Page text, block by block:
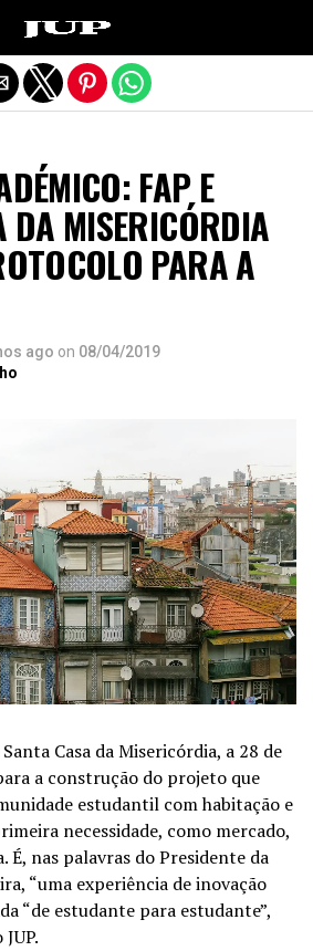
FAP E
DA MISERICÓRDIA
PARA A
ago on 08/04/2019
Casa da Misericórdia, a 28 de
a construção do projeto que
estudantil com habitação e
necessidade, como mercado,
É, nas palavras do Presidente da
“uma experiência de inovação
“de estudante para estudante”,
mobile version